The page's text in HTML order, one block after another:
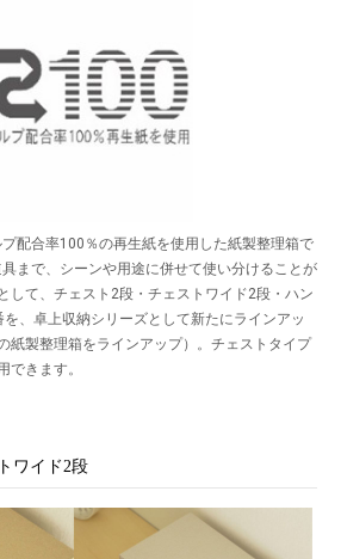
プ配合率100％の再生紙を使用した紙製整理箱で
まで、シーンや用途に併せて使い分けることが
して、チェスト2段・チェストワイド2段・ハン
を、卓上収納シリーズとして新たにラインアッ
紙製整理箱をラインアップ）。チェストタイプ
できます。
ワイド2段